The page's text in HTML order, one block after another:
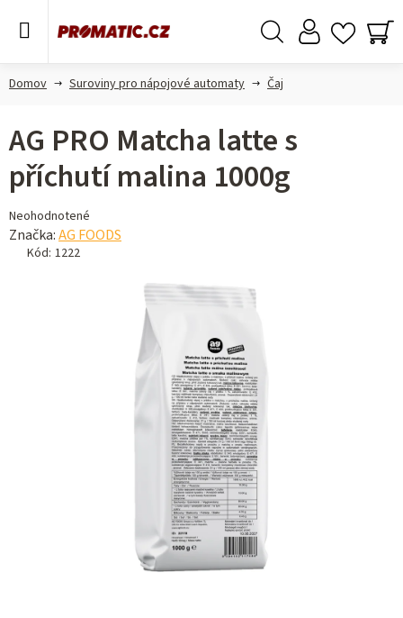
Domov Suroviny pro nápojové automaty Čaj
AG PRO Matcha latte s
příchutí malina 1000g
Priemerné
hodnotenie
produktu
Neohodnotené
Značka:AG FOODS
Kód: 1222